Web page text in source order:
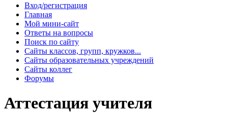
Вход/регистрация
Главная
Мой мини-сайт
Ответы на вопросы
Поиск по сайту
Сайты классов, групп, кружков...
Сайты образовательных учреждений
Сайты коллег
Форумы
Аттестация учителя